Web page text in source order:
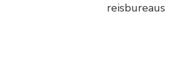
reisbureaus